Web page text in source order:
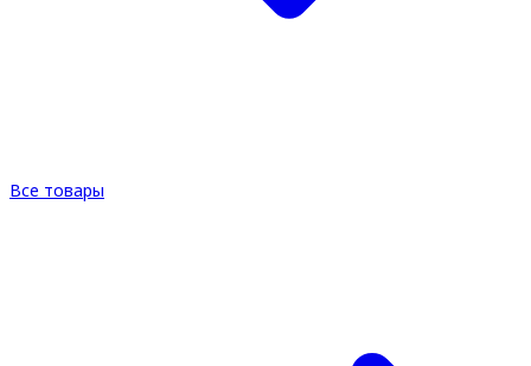
Все товары